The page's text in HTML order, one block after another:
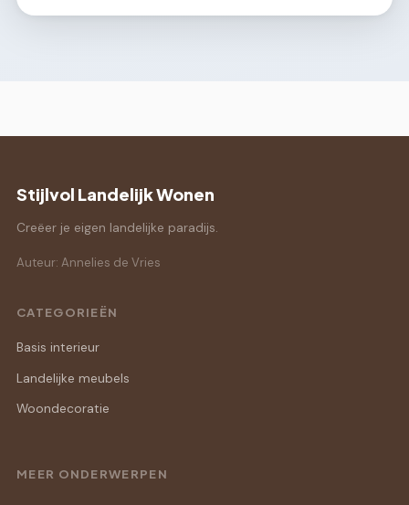
Stijlvol Landelijk Wonen
Creëer je eigen landelijke paradijs.
Auteur: Annelies de Vries
CATEGORIEËN
Basis interieur
Landelijke meubels
Woondecoratie
MEER ONDERWERPEN